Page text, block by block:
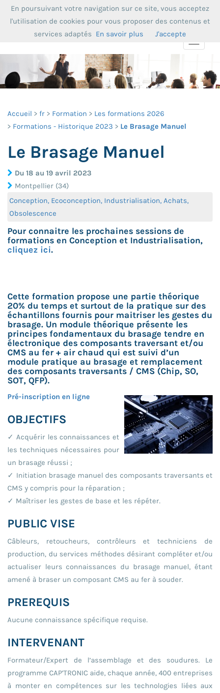
Toggle
Accueil fr Formation
Les formations 2026
Formations - Historique 2023
Le Brasage Manuel
Le Brasage Manuel
Du 18 au 19 avril 2023
Montpellier (34)
Conception, Ecoconception, Industrialisation, Achats,
Obsolescence
Pour connaitre les prochaines sessions de
formations en Conception et Industrialisation,
cliquez ici.
Cette formation propose une partie théorique
20% du temps et surtout de la pratique sur des
échantillons fournis pour maitriser les gestes du
brasage. Un module théorique présente les
principes fondamentaux du brasage tendre en
électronique des composants traversant et/ou
CMS au fer + air chaud qui est suivi d’un
module pratique au brasage et remplacement
des composants traversants / CMS (Chip, SO,
SOT, QFP).
Pré-inscription en ligne
OBJECTIFS
✓ Acquérir les connaissances et
les techniques nécessaires pour
un brasage réussi ;
✓ Initiation brasage manuel des composants traversants et
CMS y compris pour la réparation ;
✓ Maîtriser les gestes de base et les répéter.
PUBLIC VISE
Câbleurs, retoucheurs, contrôleurs et techniciens de
production, du services méthodes désirant compléter et/ou
actualiser leurs connaissances du brasage manuel, étant
amené à braser un composant CMS au fer à souder.
PREREQUIS
Aucune connaissance spécifique requise.
INTERVENANT
Formateur/Expert de l’assemblage et des soudures. Le
programme CAP’TRONIC aide, chaque année, 400 entreprises
à monter en compétences sur les technologies liées aux
En poursuivant votre navigation sur ce site, vous acceptez
l'utilisation de cookies pour vous proposer des contenus et
services adaptés En savoir plus J'accepte